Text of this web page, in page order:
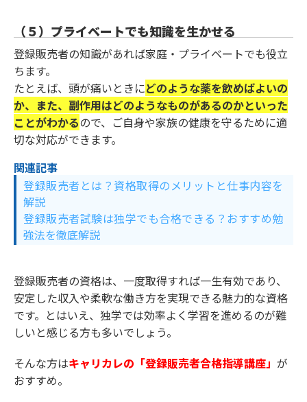
（５）プライベートでも知識を生かせる
登録販売者の知識があれば家庭・プライベートでも役立
ちます。
たとえば、頭が痛いときにどのような薬を飲めばよいの
か、また、副作用はどのようなものがあるのかといった
ことがわかるので、ご自身や家族の健康を守るために適
切な対応ができます。
関連記事
登録販売者とは？資格取得のメリットと仕事内容を
解説
登録販売者試験は独学でも合格できる？おすすめ勉
強法を徹底解説
登録販売者の資格は、一度取得すれば一生有効であり、
安定した収入や柔軟な働き方を実現できる魅力的な資格
です。とはいえ、独学では効率よく学習を進めるのが難
しいと感じる方も多いでしょう。
そんな方はキャリカレの「登録販売者合格指導講座」 が
おすすめ。